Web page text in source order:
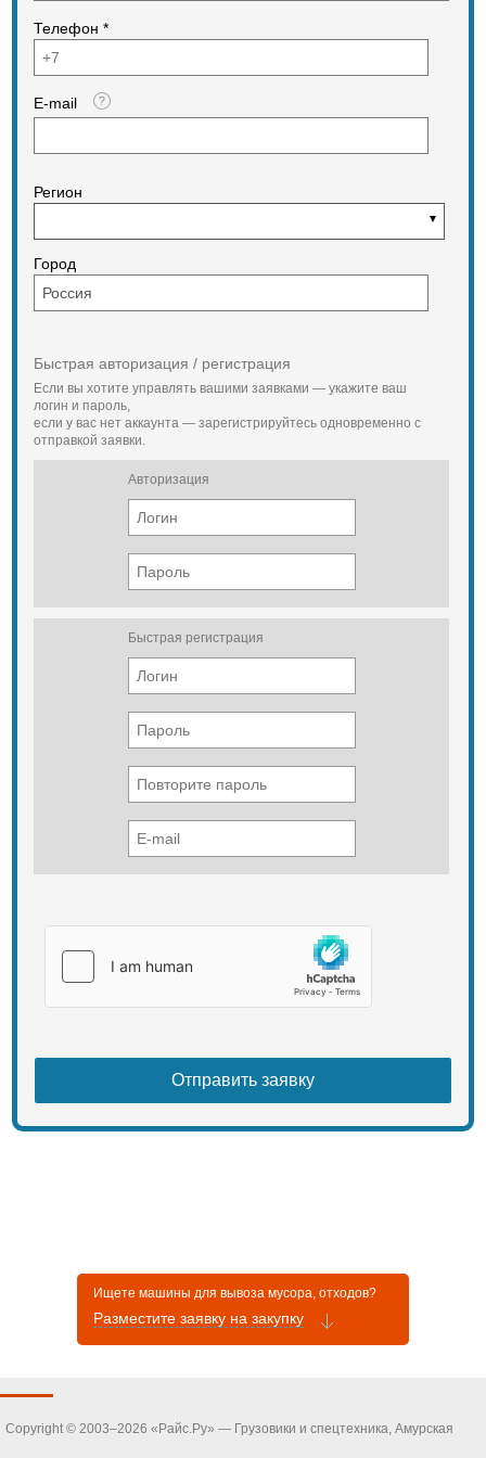
Габаритные размеры, мм
- ширина 2500
Лизинг. По цене, срокам поставки и
телефону.
Телефон *
E-mail
Регион
Город
Быстрая авторизация / регистрация
Если вы хотите управлять вашими заявками — укажите ваш
логин и пароль,
если у вас нет аккаунта — зарегистрируйтесь одновременно с
отправкой заявки.
Авторизация
Быстрая регистрация
Ищете машины для вывоза мусора, отходов?
Разместите заявку на закупку
Copyright © 2003–2026 «Райс.Ру» — Грузовики и спецтехника, Амурская